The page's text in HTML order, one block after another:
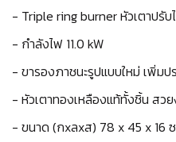
- Triple ring burner หัวเตาปรับ
- กำลังไฟ 11.0 kW
- ขารองภาชนะรูปแบบใหม่ เพิ่ม
- หัวเตาทองเหลืองแท้ทั้งชิ้น สว
- ขนาด (กxลxส) 78 x 45 x 16